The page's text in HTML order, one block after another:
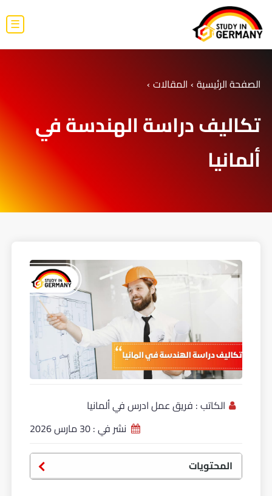
☰
الصفحة الرئيسية › المقالات ›
تكاليف دراسة الهندسة في
ألمانيا
الكاتب : فريق عمل ادرس في ألمانيا
نشر في :30 مارس 2026
المحتويات